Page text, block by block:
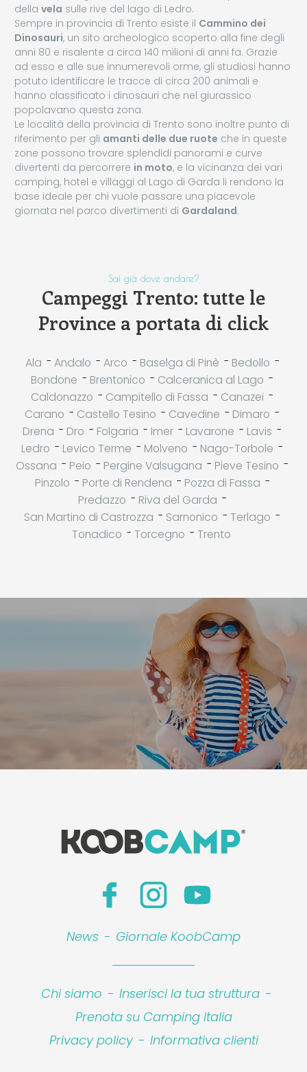
della vela sulle rive del lago di Ledro.
Sempre in provincia di Trento esiste il Cammino dei
Dinosauri, un sito archeologico scoperto alla fine degli
anni 80 e risalente a circa 140 milioni di anni fa. Grazie
ad esso e alle sue innumerevoli orme, gli studiosi hanno
potuto identificare le tracce di circa 200 animali e
hanno classificato i dinosauri che nel giurassico
popolavano questa zona.
Le località della provincia di Trento sono inoltre punto di
riferimento per gli amanti delle due ruote che in queste
zone possono trovare splendidi panorami e curve
divertenti da percorrere in moto, e la vicinanza dei vari
camping, hotel e villaggi al Lago di Garda li rendono la
base ideale per chi vuole passare una piacevole
giornata nel parco divertimenti di Gardaland.
Sai già dove andare?
Campeggi Trento: tutte le
Province a portata di click
Ala - Andalo - Arco - Baselga di Pinè - Bedollo -
Bondone - Brentonico - Calceranica al Lago -
Caldonazzo - Campitello di Fassa - Canazei -
Carano - Castello Tesino - Cavedine - Dimaro -
Drena - Dro - Folgaria - Imer - Lavarone - Lavis -
Ledro - Levico Terme - Molveno - Nago-Torbole -
Ossana - Peio - Pergine Valsugana - Pieve Tesino -
Pinzolo - Porte di Rendena - Pozza di Fassa -
Predazzo - Riva del Garda -
San Martino di Castrozza - Sarnonico - Terlago -
Tonadico - Torcegno - Trento
News - Giornale KoobCamp
Chi siamo - Inserisci la tua struttura -
Prenota su Camping Italia
Privacy policy - Informativa clienti